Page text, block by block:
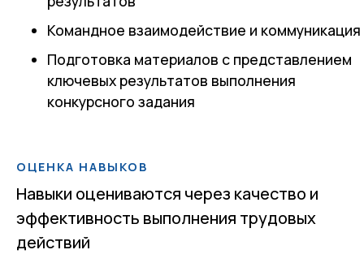
Командное взаимодействие и коммуникация
Подготовка материалов с представлением
ключевых результатов выполнения
конкурсного задания
ОЦЕНКА НАВЫКОВ
Навыки оцениваются через качество и
эффективность выполнения трудовых
действий